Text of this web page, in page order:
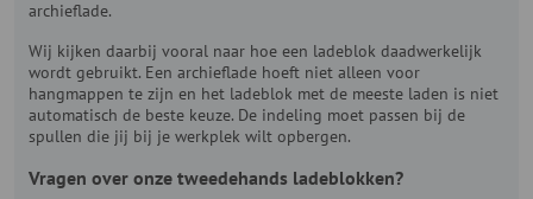
archieflade.
Wij kijken daarbij vooral naar hoe een ladeblok daadwerkelijk
wordt gebruikt. Een archieflade hoeft niet alleen voor
hangmappen te zijn en het ladeblok met de meeste laden is niet
automatisch de beste keuze. De indeling moet passen bij de
spullen die jij bij je werkplek wilt opbergen.
Vragen over onze tweedehands ladeblokken?